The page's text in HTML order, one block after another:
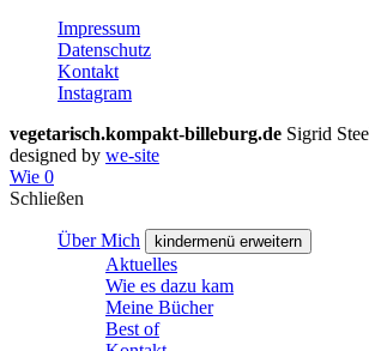
Impressum
Datenschutz
Kontakt
Instagram
vegetarisch.kompakt-billeburg.de Sigrid
designed by we-site
Wie 0
Schließen
Über Mich kindermenü erweitern
Aktuelles
Wie es dazu kam
Meine Bücher
Best of